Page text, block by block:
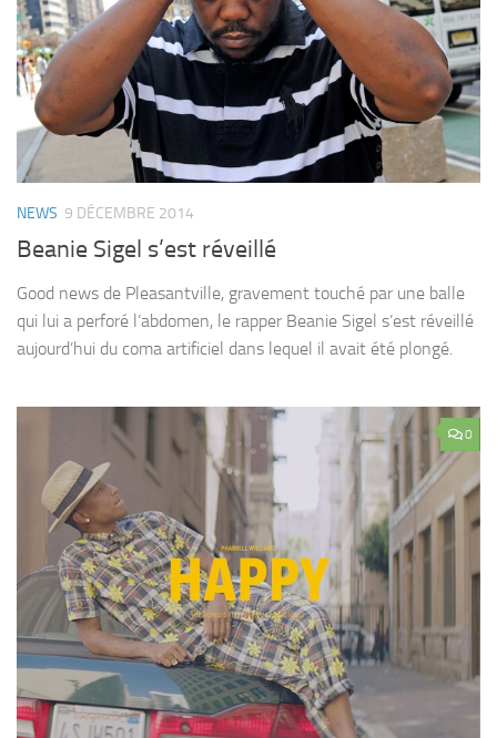
NEWS 9 DÉCEMBRE 2014
Beanie Sigel s’est réveillé
Good news de Pleasantville, gravement touché par une balle
qui lui a perforé l’abdomen, le rapper Beanie Sigel s’est réveillé
aujourd’hui du coma artificiel dans lequel il avait été plongé.
0